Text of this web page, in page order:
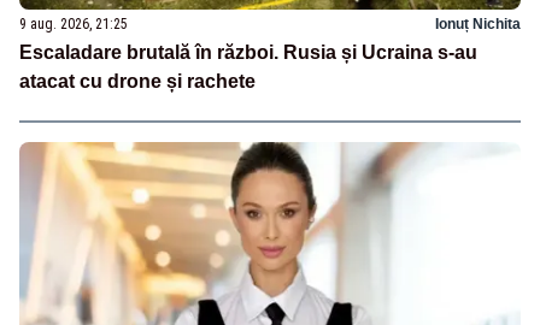
9 aug. 2026, 21:25 Ionuț Nichita
Escaladare brutală în război. Rusia și Ucraina s-au
atacat cu drone și rachete